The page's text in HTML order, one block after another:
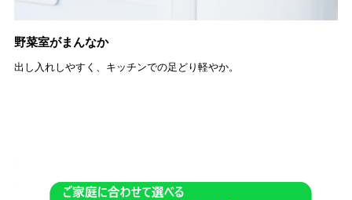
野菜室がまんなか
出し入れしやすく、キッチンでの足どり軽やか。